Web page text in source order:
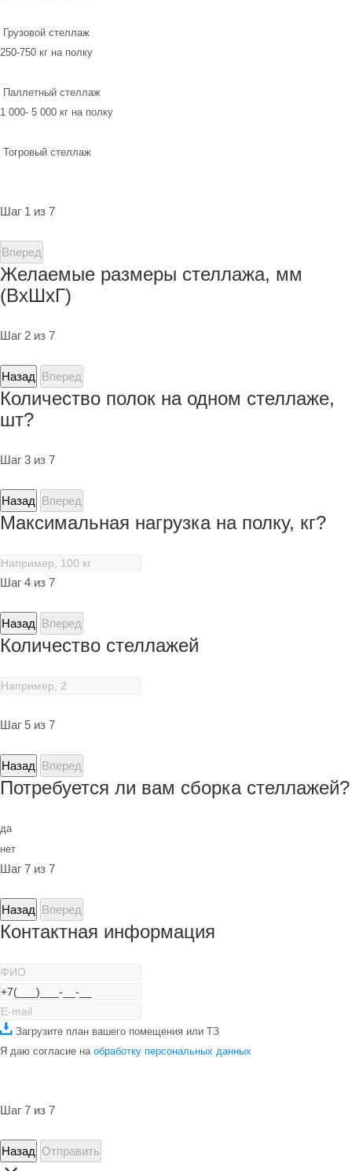
Грузовой стеллаж
250-750 кг на полку
Паллетный стеллаж
1 000- 5 000 кг на полку
Тогровый стеллаж
Шаг 1 из 7
Вперед
Желаемые размеры стеллажа, мм
(ВхШхГ)
Шаг 2 из 7
Назад Вперед
Количество полок на одном стеллаже,
шт?
Шаг 3 из 7
Назад Вперед
Максимальная нагрузка на полку, кг?
Шаг 4 из 7
Назад Вперед
Количество стеллажей
Шаг 5 из 7
Назад Вперед
Потребуется ли вам сборка стеллажей?
да
нет
Шаг 7 из 7
Назад Вперед
Контактная информация
Загрузите план вашего помещения или ТЗ
Я даю согласие на обработку персональных данных
Шаг 7 из 7
Назад Отправить